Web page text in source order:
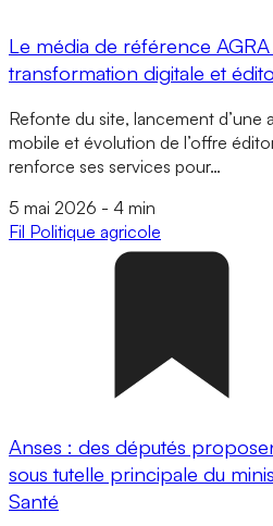
Le média de référence
transformation digitale et
Refonte du site, lancement d’une
mobile et évolution de l’offre
renforce ses services pour…
5 mai 2026 - 4 min
Fil Politique agricole
Anses : des députés
sous tutelle principale du
Santé